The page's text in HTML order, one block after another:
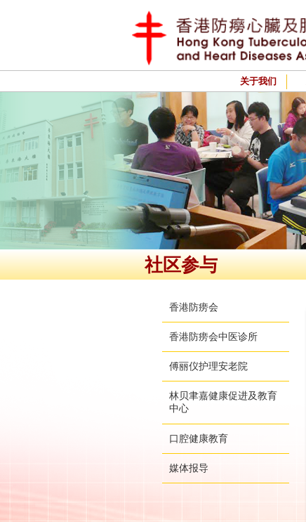
关于我们
社区参与
香港防痨会
香港防痨会中医诊所
傅丽仪护理安老院
林贝聿嘉健康促进及教育
中心
口腔健康教育
媒体报导